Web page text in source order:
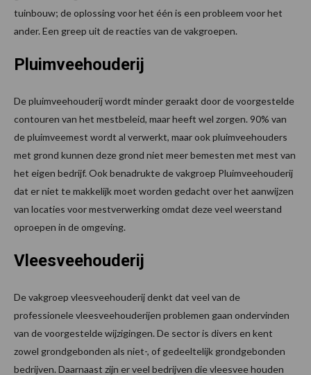
tuinbouw; de oplossing voor het één is een probleem voor het
ander. Een greep uit de reacties van de vakgroepen.
Pluimveehouderij
De pluimveehouderij wordt minder geraakt door de voorgestelde
contouren van het mestbeleid, maar heeft wel zorgen. 90% van
de pluimveemest wordt al verwerkt, maar ook pluimveehouders
met grond kunnen deze grond niet meer bemesten met mest van
het eigen bedrijf. Ook benadrukte de vakgroep Pluimveehouderij
dat er niet te makkelijk moet worden gedacht over het aanwijzen
van locaties voor mestverwerking omdat deze veel weerstand
oproepen in de omgeving.
Vleesveehouderij
De vakgroep vleesveehouderij denkt dat veel van de
professionele vleesveehouderijen problemen gaan ondervinden
van de voorgestelde wijzigingen. De sector is divers en kent
zowel grondgebonden als niet-, of gedeeltelijk grondgebonden
bedrijven. Daarnaast zijn er veel bedrijven die vleesvee houden